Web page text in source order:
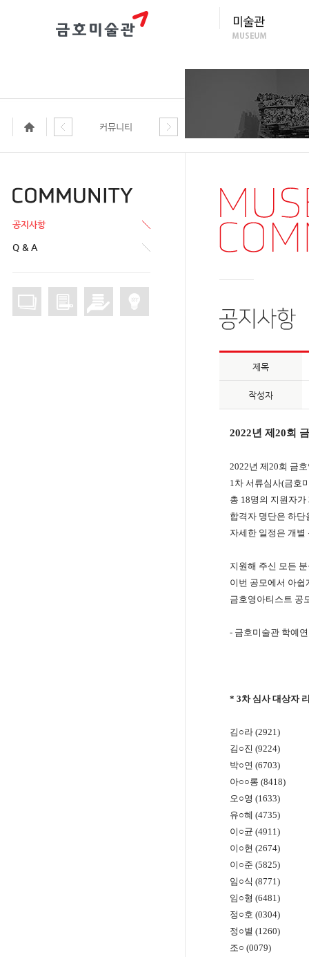
커뮤니티
공지사항
Q & A
제목
작성자
2022년 제 20회
2022년 제20회 금
1차 서류심사(금호
총 18명의 지원자가
합격자 명단은 하
자세한 일정은 개
지원해 주신 모든
이번 공모에서 아
금호영아티스트 공
- 금호미술관 학예
* 3차 심사 대상자
김○라 (2921)
김○진 (9224)
박○연 (6703)
아○○롱 (8418​)
오○영 (1633)
유○혜 (4735)
이○균 (4911)
이○현 (2674)
이○준 (5825)
임○식 (8771)
임○형 (6481)
정○호 (0304)
정○별 (1260)
조○ (0079)